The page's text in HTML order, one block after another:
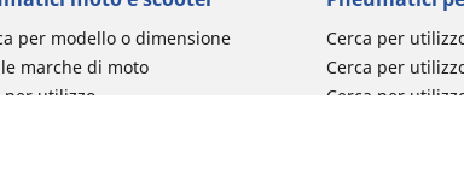
per modello o dimensione
marche di moto
per utilizzo
Cerca per
Cerca per
Cerca per